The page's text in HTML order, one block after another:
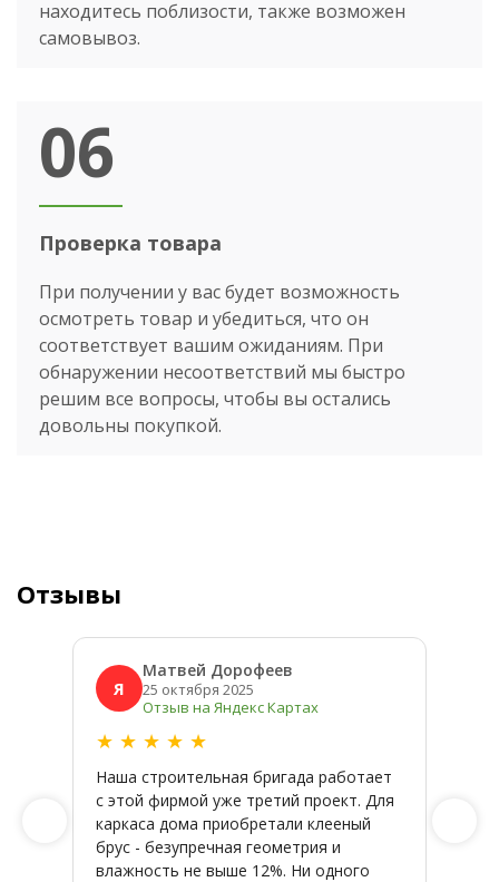
находитесь поблизости, также возможен
самовывоз.
06
Проверка товара
При получении у вас будет возможность
осмотреть товар и убедиться, что он
соответствует вашим ожиданиям. При
обнаружении несоответствий мы быстро
решим все вопросы, чтобы вы остались
довольны покупкой.
Отзывы
Я
Матвей Дорофеев
25 октября 2025
Отзыв на Яндекс Картах
★ ★ ★ ★ ★
Наша строительная бригада работает
с этой фирмой уже третий проект. Для
каркаса дома приобретали клееный
брус - безупречная геометрия и
влажность не выше 12%. Ни одного